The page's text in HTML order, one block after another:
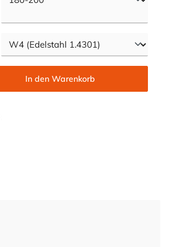
In den Warenkorb